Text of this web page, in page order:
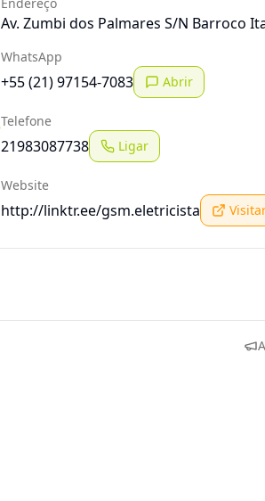
Av. Zumbi dos Palmares S/N Barroco
WhatsApp
+55 (21) 97154-7083 Abrir
Telefone
21983087738 Ligar
Website
http://linktr.ee/gsm.eletricista